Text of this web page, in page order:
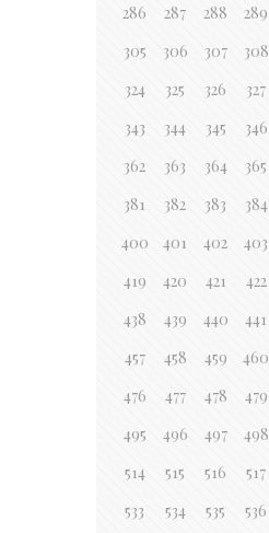
286
287 288 289
305
306 307 308
324
325 326 327
343
344 345 346
362
363 364 365
381
382 383 384
400
401 402 403
419
420 421 422
438
439 440 441
457
458 459 460
476
477 478 479
495
496 497 498
514
515 516 517
533
534 535 536